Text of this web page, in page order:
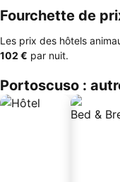
Fourchette de
Les prix des hôtels
‎102 € par nuit.
Portoscuso :